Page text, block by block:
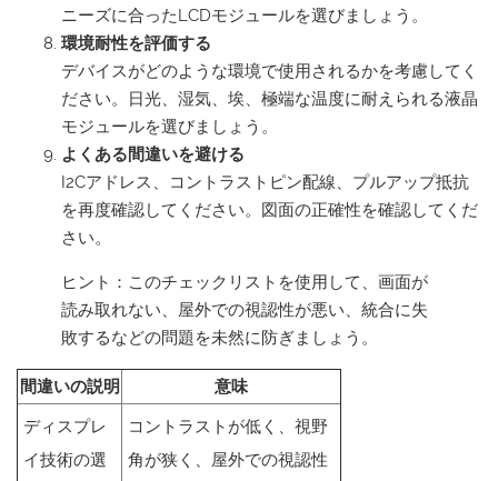
ニーズに合ったLCDモジュールを選びましょう。
環境耐性を評価する
デバイスがどのような環境で使用されるかを考慮してく
ださい。日光、湿気、埃、極端な温度に耐えられる液晶
モジュールを選びましょう。
よくある間違いを避ける
I2Cアドレス、コントラストピン配線、プルアップ抵抗
を再度確認してください。図面の正確性を確認してくだ
さい。
ヒント：このチェックリストを使用して、画面が
読み取れない、屋外での視認性が悪い、統合に失
敗するなどの問題を未然に防ぎましょう。
間違いの説明
意味
ディスプレ
イ技術の選
コントラストが低く、視野
角が狭く、屋外での視認性